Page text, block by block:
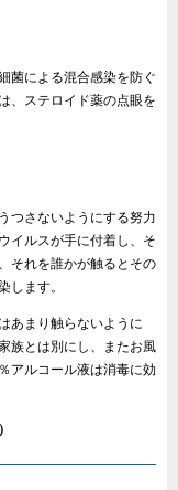
菌による混合感染を防ぐ
、ステロイド薬の点眼を
つさないようにする努力
イルスが手に付着し、そ
それを誰かが触るとその
します。
あまり触らないように
族とは別にし、またお風
アルコール液は消毒に効